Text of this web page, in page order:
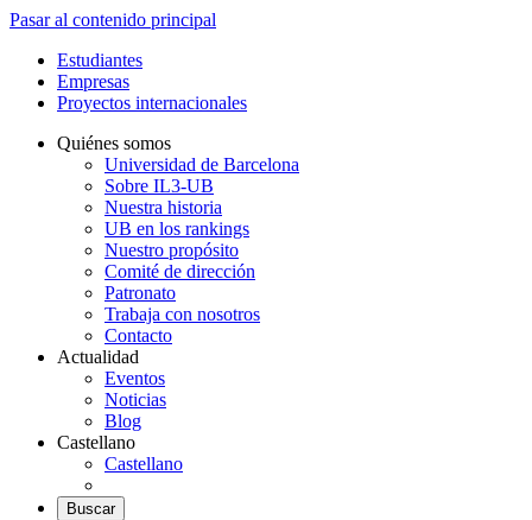
Pasar al contenido principal
Estudiantes
Empresas
Proyectos internacionales
Quiénes somos
Universidad de Barcelona
Sobre IL3-UB
Nuestra historia
UB en los rankings
Nuestro propósito
Comité de dirección
Patronato
Trabaja con nosotros
Contacto
Actualidad
Eventos
Noticias
Blog
Castellano
Castellano
Buscar